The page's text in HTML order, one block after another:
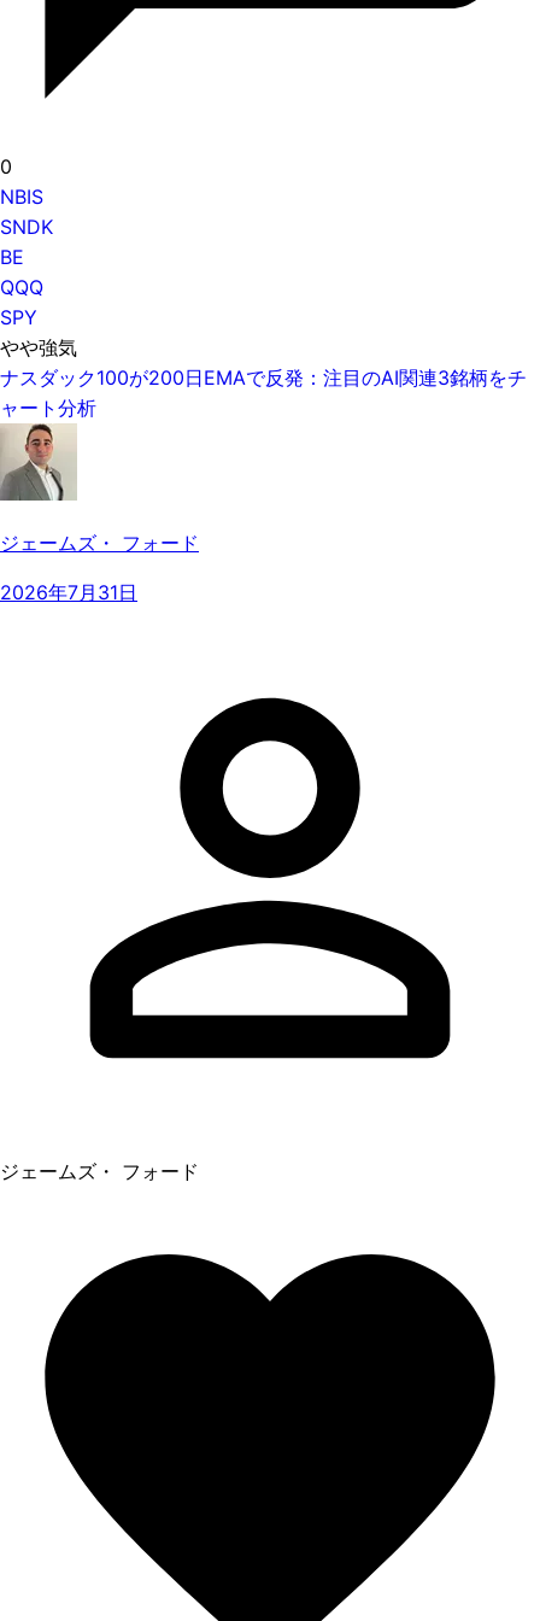
0
NBIS
SNDK
BE
QQQ
SPY
やや強気
ナスダック100が200日EMAで反発：注目のAI関連3銘柄をチ
ャート分析
ジェームズ・ フォード
2026年7月31日
ジェームズ・ フォード